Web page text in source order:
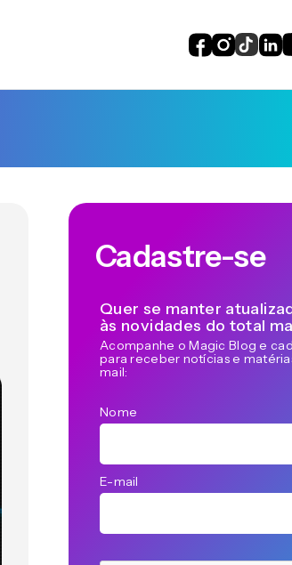
Cadastre-se
Quer se manter
às novidades do total
Acompanhe o Magic Blog e
para receber notícias e
mail:
Nome
E-mail